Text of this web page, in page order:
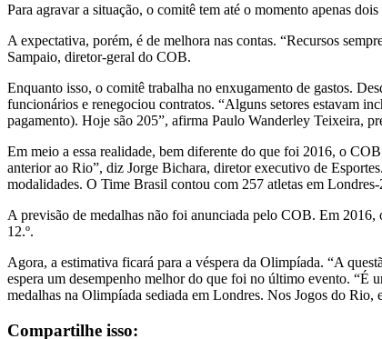
Para agravar a situação, o comitê tem até o momento apenas
A expectativa, porém, é de melhora nas contas. “Recursos
Sampaio, diretor-geral do COB.
Enquanto isso, o comitê trabalha no enxugamento de gastos.
funcionários e renegociou contratos. “Alguns setores estavam
pagamento). Hoje são 205”, afirma Paulo Wanderley Teixeira,
Em meio a essa realidade, bem diferente do que foi 2016, o
anterior ao Rio”, diz Jorge Bichara, diretor executivo de
modalidades. O Time Brasil contou com 257 atletas em
A previsão de medalhas não foi anunciada pelo COB. Em
12.º.
Agora, a estimativa ficará para a véspera da Olimpíada. “A
espera um desempenho melhor do que foi no último evento. “É
medalhas na Olimpíada sediada em Londres. Nos Jogos do Rio,
Compartilhe isso: